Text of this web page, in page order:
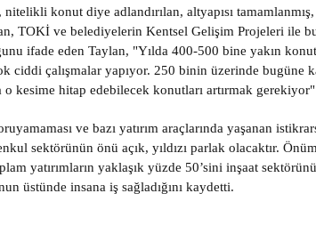
konut diye adlandırılan, altyapısı
TOKİ ve belediyelerin Kentsel Gelişim Projeleri ile
ifade eden Taylan, "Yılda 400-500 bine yakın
ciddi çalışmalar yapıyor. 250 binin üzerinde
o kesime hitap edebilecek konutları artırmak
ve bazı yatırım araçlarında yaşanan
sektörünün önü açık, yıldızı parlak olacaktır.
yatırımların yaklaşık yüzde 50’sini inşaat
üstünde insana iş sağladığını kaydetti.